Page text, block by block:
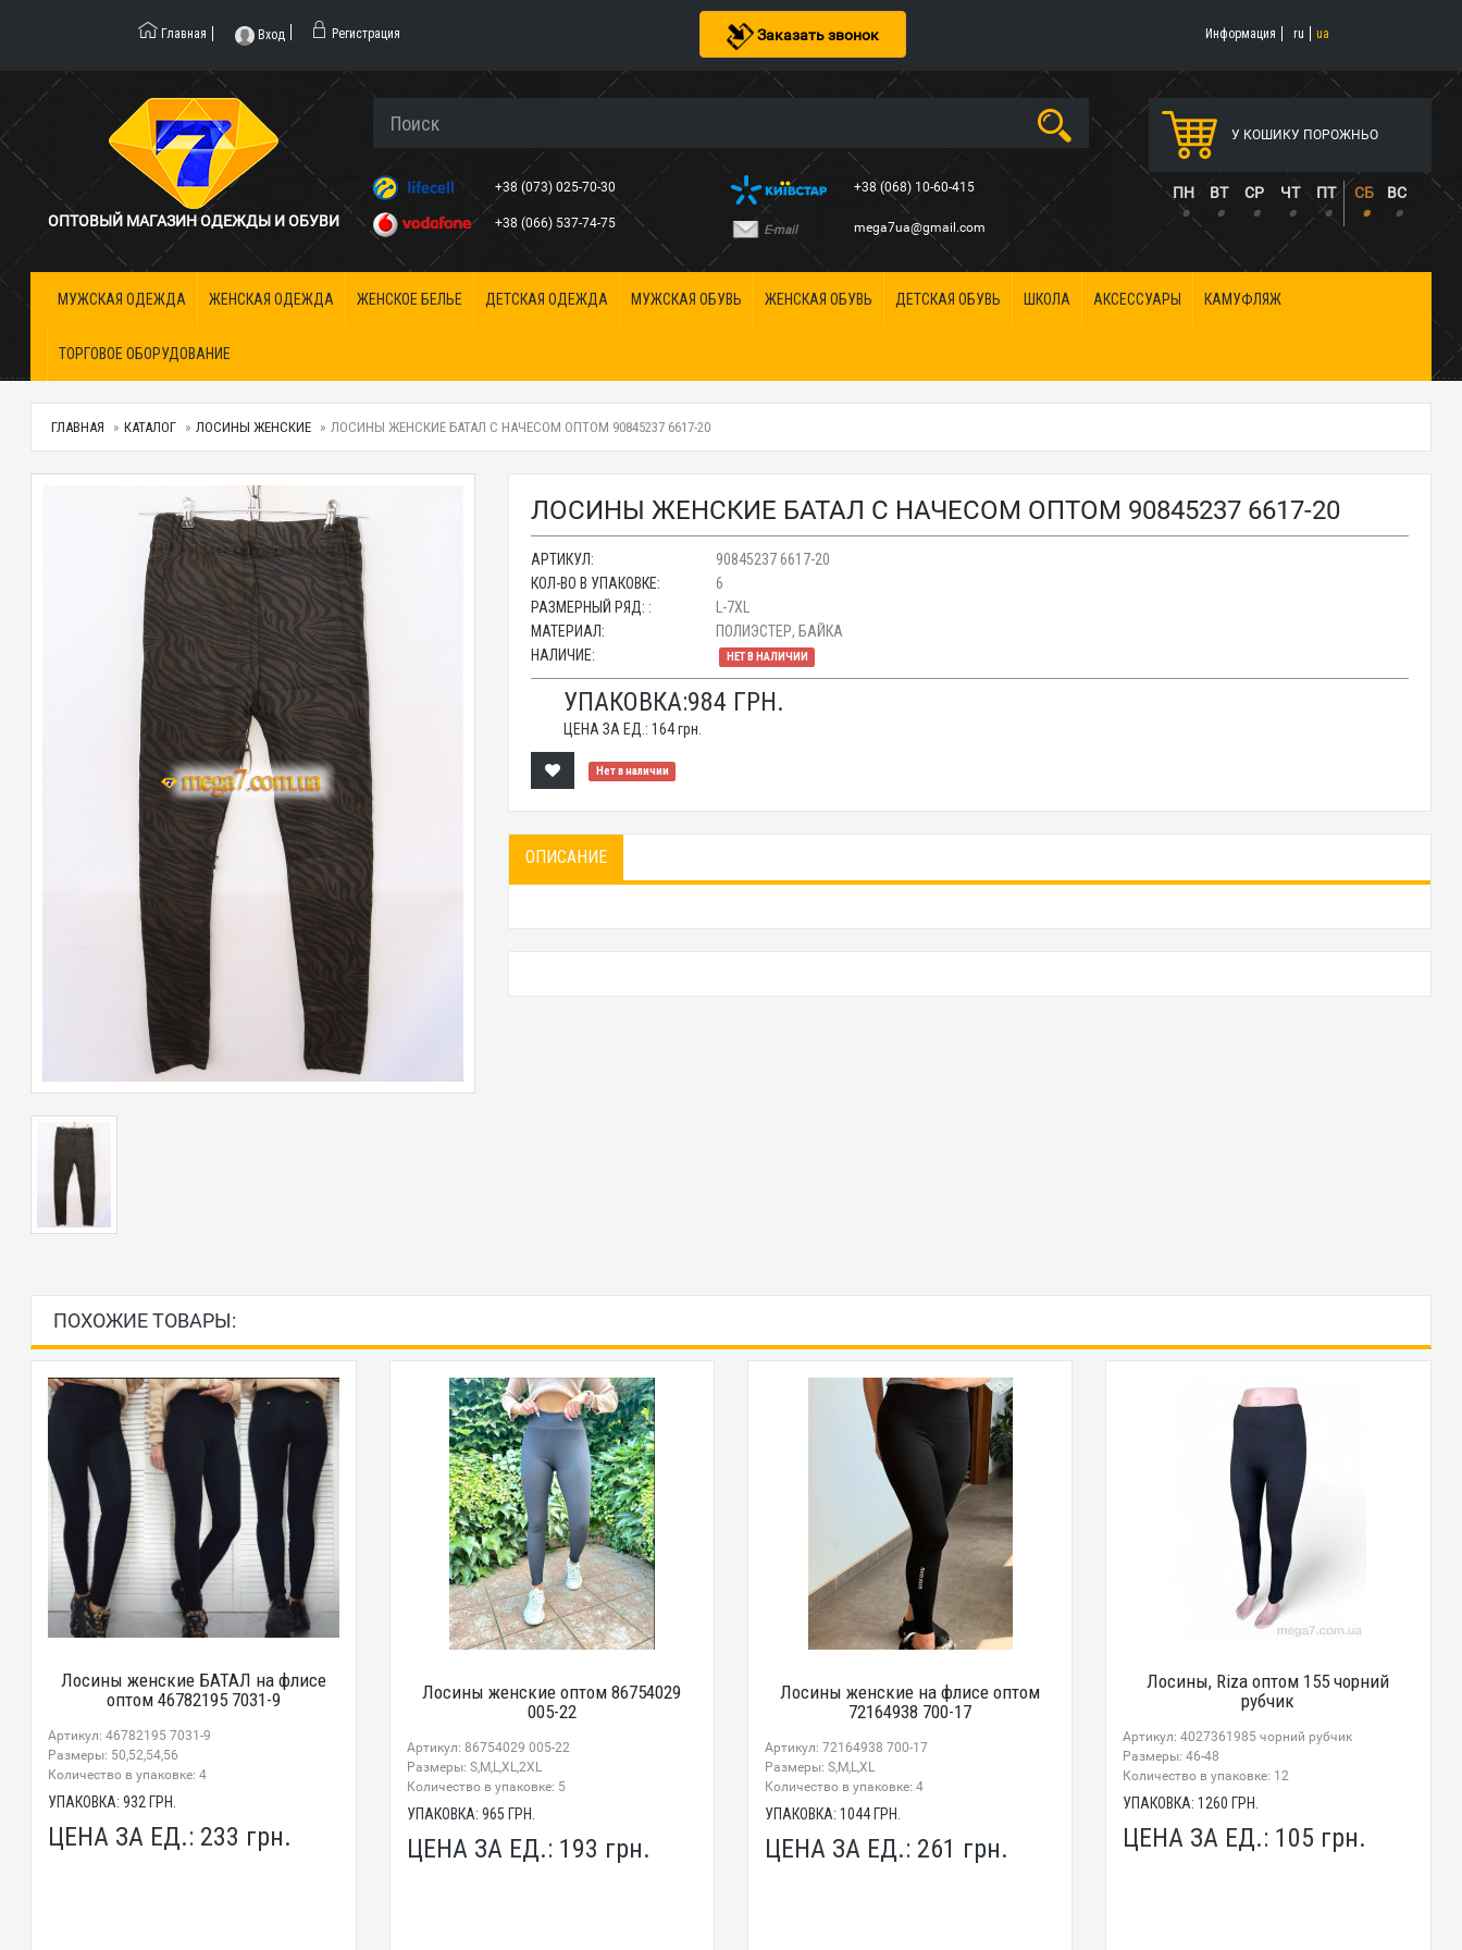
Заказать звонок
Главная Вход Регистрация Информация ru ua
ОПТОВЫЙ МАГАЗИН ОДЕЖДЫ И ОБУВИ
+38 (073) 025-70-30
+38 (066) 537-74-75
+38 (068) 10-60-415
E-mail mega7ua@gmail.com
У КОШИКУ ПОРОЖНЬО
ПН ВТ СР ЧТ ПТ СБ ВС
• • • • • • •
МУЖСКАЯ ОДЕЖДА ЖЕНСКАЯ ОДЕЖДА ЖЕНСКОЕ БЕЛЬЕ ДЕТСКАЯ ОДЕЖДА МУЖСКАЯ ОБУВЬ ЖЕНСКАЯ ОБУВЬ ДЕТСКАЯ ОБУВЬ ШКОЛА АКСЕССУАРЫ КАМУФЛЯЖ
ТОРГОВОЕ ОБОРУДОВАНИЕ
ГЛАВНАЯ КАТАЛОГ ЛОСИНЫ ЖЕНСКИЕ ЛОСИНЫ ЖЕНСКИЕ БАТАЛ С НАЧЕСОМ ОПТОМ 90845237 6617-20
ЛОСИНЫ ЖЕНСКИЕ БАТАЛ С НАЧЕСОМ ОПТОМ 90845237 6617-20
АРТИКУЛ:
90845237 6617-20
КОЛ-ВО В УПАКОВКЕ:
6
РАЗМЕРНЫЙ РЯД: :
L-7XL
МАТЕРИАЛ:
ПОЛИЭСТЕР, БАЙКА
НАЛИЧИЕ:
НЕТ В НАЛИЧИИ
УПАКОВКА:984 ГРН.
ЦЕНА ЗА ЕД.:164грн.
Нет в наличии
ОПИСАНИЕ
ПОХОЖИЕ ТОВАРЫ:
Лосины женские БАТАЛ на флисе
оптом 46782195 7031-9
Артикул: 46782195 7031-9
Размеры: 50,52,54,56
Количество в упаковке: 4
УПАКОВКА:932 ГРН.
ЦЕНА ЗА ЕД.: 233 грн.
Лосины женские оптом 86754029
005-22
Артикул: 86754029 005-22
Размеры: S,M,L,XL,2XL
Количество в упаковке: 5
УПАКОВКА: 965 ГРН.
ЦЕНА ЗА ЕД.: 193 грн.
Лосины женские на флисе оптом
72164938 700-17
Артикул: 72164938 700-17
Размеры: S,M,L,XL
Количество в упаковке: 4
УПАКОВКА: 1044 ГРН.
ЦЕНА ЗА ЕД.: 261 грн.
Лосины, Riza оптом 155 чорний
рубчик
Артикул: 4027361985 чорний рубчик
Размеры: 46-48
Количество в упаковке: 12
УПАКОВКА:1260 ГРН.
ЦЕНА ЗА ЕД.: 105 грн.